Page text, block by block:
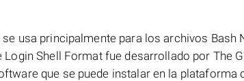
usa principalmente para los archivos Bash
Shell Format fue desarrollado por The
que se puede instalar en la plataforma